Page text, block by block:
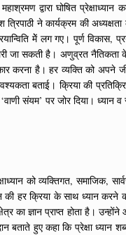
द्वारा घोषित
ने कार्यक्रम की
मेें लग गए। पूर्ण विकास,
जा सकती है। अणुव्रत नैतिकता
करना है। हर व्यक्ति को अपने
बताई। क्रिया की
संयम’ पर जोर दिया।
को व्यक्तिगत, समाजिक,
की हर क्रिया के साथ ध्यान
का ज्ञान प्राप्त होता है।
बताते हुए कहा कि प्रेक्षा